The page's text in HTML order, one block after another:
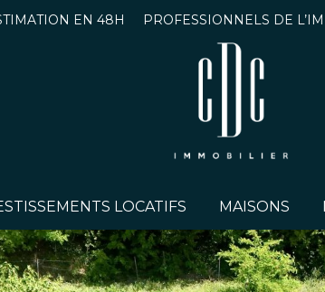
EN 48H PROFESSIONNELS DE
LOCATIFS MAISONS